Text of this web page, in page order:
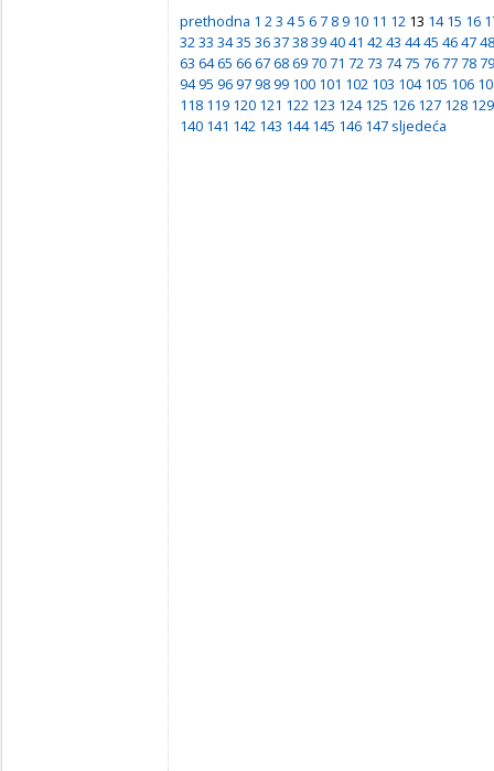
prethodna 1 23 45 6 7 8 9 10 11 12 13 14 15 16
3233 3435 363738394041 4243 4445 464748
63 64 65 66 67 68 69 70 71 72 73 74 75 76 77 78 79
94 95 96 97 98 99 100 101 102 103 104 105 106
118 119 120 121 122 123 124 125 126 127 128 129
140 141 142 143 144 145 146 147 sljedeća